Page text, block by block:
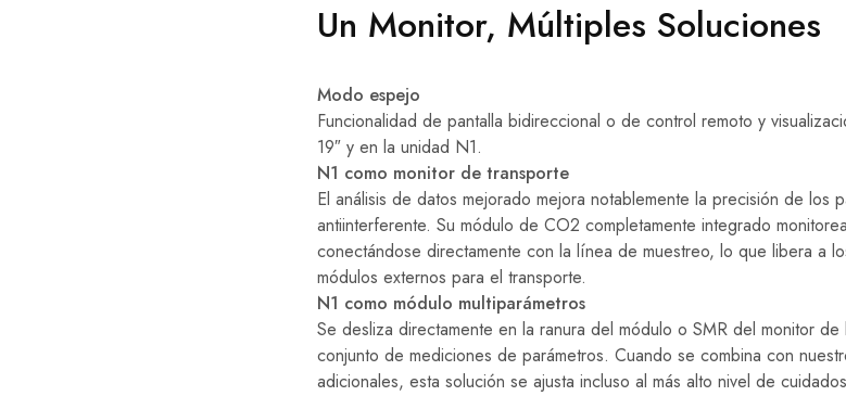
Un Monitor, Múltiples Soluciones
Modo espejo
Funcionalidad de pantalla bidireccional o de control remoto y
19″ y en la unidad N1.
N1 como monitor de transporte
El análisis de datos mejorado mejora notablemente la precisión de los
antiinterferente. Su módulo de CO2 completamente integrado
conectándose directamente con la línea de muestreo, lo que libera a
módulos externos para el transporte.
N1 como módulo multiparámetros
Se desliza directamente en la ranura del módulo o SMR del monitor
conjunto de mediciones de parámetros. Cuando se combina con
adicionales, esta solución se ajusta incluso al más alto nivel de